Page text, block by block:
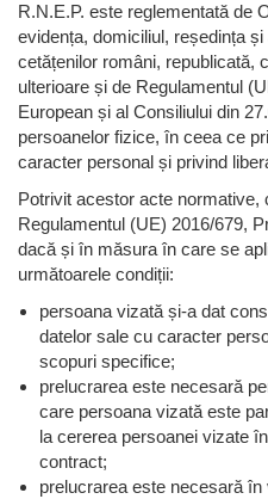
R.N.E.P. este reglementată de
evidența, domiciliul, reședința
cetățenilor români, republicată,
ulterioare și de Regulamentul
European și al Consiliului din
persoanelor fizice, în ceea ce
caracter personal și privind
Potrivit acestor acte normative,
Regulamentul (UE) 2016/679,
dacă și în măsura în care se
următoarele condiții:
persoana vizată și-a dat
datelor sale cu caracter
scopuri specifice;
prelucrarea este necesară
care persoana vizată este
la cererea persoanei vizate
contract;
prelucrarea este necesară